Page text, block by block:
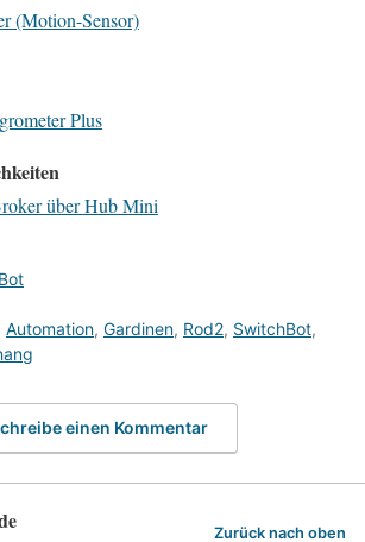
(Motion-Sensor)
Plus
über Hub Mini
Automation, Gardinen, Rod2, SwitchBot,
einen Kommentar
Zurück nach oben